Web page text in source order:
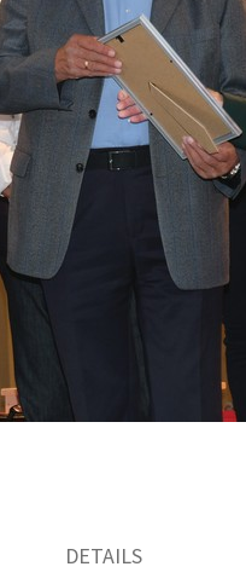
DETAILS